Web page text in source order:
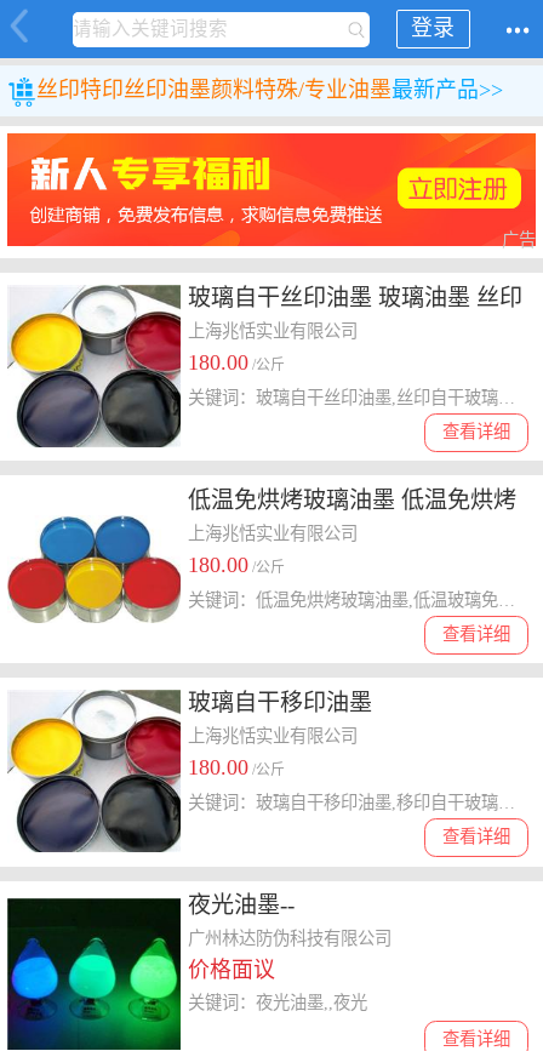
登录
丝印特印丝印油墨颜料特殊/专业油墨最新产品>>
广告
玻璃自干丝印油墨 玻璃油墨 丝印
油墨 自干油墨
上海兆恬实业有限公司
180.00 /公斤
查看详细
低温免烘烤玻璃油墨 低温免烘烤
型玻璃油墨
上海兆恬实业有限公司
180.00 /公斤
查看详细
玻璃自干移印油墨
上海兆恬实业有限公司
180.00 /公斤
查看详细
夜光油墨--
广州林达防伪科技有限公司
价格面议
查看详细
关键词：夜光油墨,,夜光